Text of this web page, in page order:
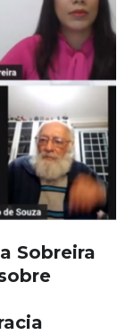
Sobreira